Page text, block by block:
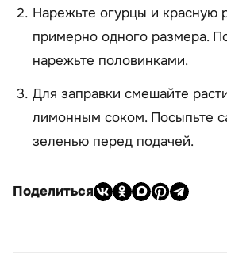
Нарежьте огурцы и красную
примерно одного размера.
нарежьте половинками.
Для заправки смешайте
лимонным соком. Посыпьте
зеленью перед подачей.
Поделиться